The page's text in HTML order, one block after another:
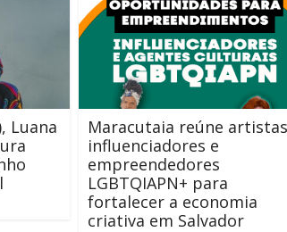
Luana
Maracutaia reúne
influenciadores e
empreendedores
LGBTQIAPN+ para
fortalecer a economia
criativa em Salvador